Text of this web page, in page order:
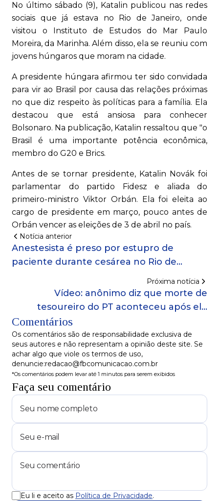
No último sábado (9), Katalin publicou nas redes
sociais que já estava no Rio de Janeiro, onde
visitou o Instituto de Estudos do Mar Paulo
Moreira, da Marinha. Além disso, ela se reuniu com
jovens húngaros que moram na cidade.
A presidente húngara afirmou ter sido convidada
para vir ao Brasil por causa das relações próximas
no que diz respeito às políticas para a família. Ela
destacou que está ansiosa para conhecer
Bolsonaro. Na publicação, Katalin ressaltou que "o
Brasil é uma importante potência econômica,
membro do G20 e Brics.
Antes de se tornar presidente, Katalin Novák foi
parlamentar do partido Fidesz e aliada do
primeiro-ministro Viktor Orbán. Ela foi eleita ao
cargo de presidente em março, pouco antes de
Orbán vencer as eleições de 3 de abril no país.
Notícia anterior
Anestesista é preso por estupro de
paciente durante cesárea no Rio de
Próxima notícia
Vídeo: anônimo diz que morte de
tesoureiro do PT aconteceu após ele
Comentários
Os comentários são de responsabilidade exclusiva de
seus autores e não representam a opinião deste site. Se
achar algo que viole os termos de uso,
denuncie:redacao@fbcomunicacao.com.br
*Os comentários podem levar até 1 minutos para serem exibidos
Faça seu comentário
Eu li e aceito as Política de Privacidade.